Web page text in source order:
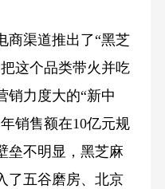
商渠道推出了“黑芝
这个品类带火并吃
销力度大的“新中
销售额在10亿元规
垒不明显，黑芝麻
了五谷磨房、北京